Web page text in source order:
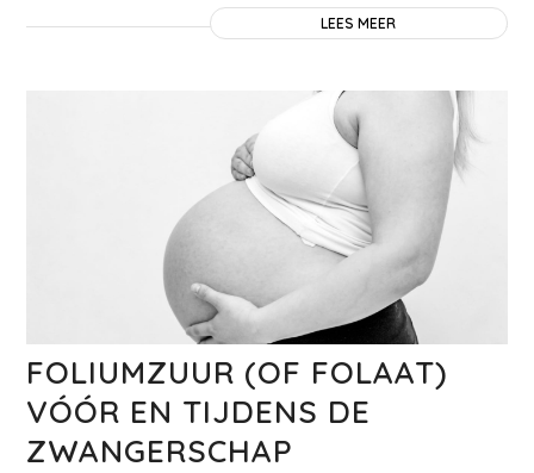
LEES MEER
FOLIUMZUUR (OF FOLAAT)
VÓÓR EN TIJDENS DE
ZWANGERSCHAP